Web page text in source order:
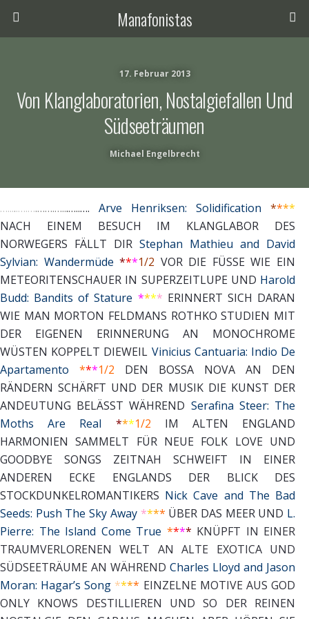
Manafonistas
17. Februar 2013
Von Klanglaboratorien, Nostalgiefallen Und
Südseeträumen
Michael Engelbrecht
….....….….…….…...…..…. Arve Henriksen: Solidification ****
NACH EINEM BESUCH IM KLANGLABOR DES
NORWEGERS FÄLLT DIR Stephan Mathieu and David
Sylvian: Wandermüde ***1/2 VOR DIE FÜSSE WIE EIN
METEORITENSCHAUER IN SUPERZEITLUPE UND Harold
Budd: Bandits of Stature **** ERINNERT SICH DARAN
WIE MAN MORTON FELDMANS ROTHKO STUDIEN MIT
DER EIGENEN ERINNERUNG AN MONOCHROME
WÜSTEN KOPPELT DIEWEIL Vinicius Cantuaria: Indio De
Apartamento
***1/2 DEN BOSSA NOVA AN DEN
RÄNDERN SCHÄRFT UND DER MUSIK DIE KUNST DER
ANDEUTUNG BELÄSST WÄHREND Serafina Steer: The
Moths Are Real
***1/2 IM ALTEN ENGLAND
HARMONIEN SAMMELT FÜR NEUE FOLK LOVE UND
GOODBYE SONGS ZEITNAH SCHWEIFT IN EINER
ANDEREN ECKE ENGLANDS DER BLICK DES
STOCKDUNKELROMANTIKERS Nick Cave and The Bad
Seeds: Push The Sky Away **** ÜBER DAS MEER UND L.
Pierre: The Island Come True **** KNÜPFT IN EINER
TRAUMVERLORENEN WELT AN ALTE EXOTICA UND
SÜDSEETRÄUME AN WÄHREND Charles Lloyd and Jason
Moran: Hagar’s Song **** EINZELNE MOTIVE AUS GOD
ONLY KNOWS DESTILLIEREN UND SO DER REINEN